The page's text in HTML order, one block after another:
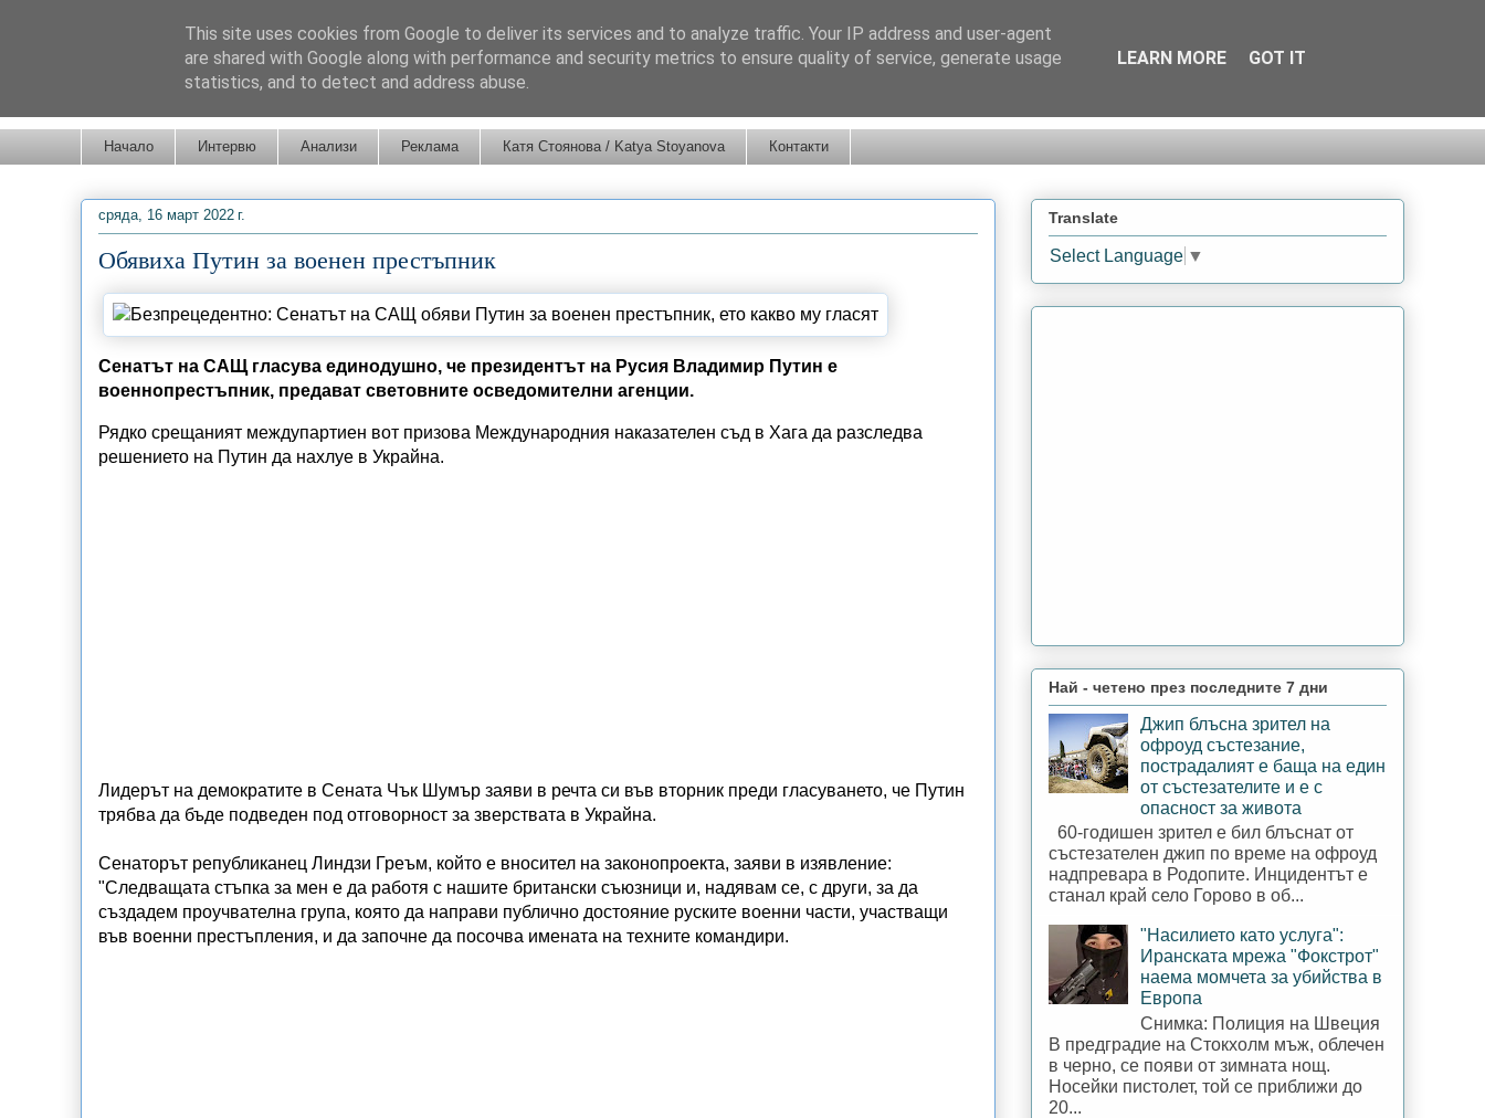
Начало Интервю Анализи Реклама Катя Стоянова / Katya Stoyanova Контакти
сряда, 16 март 2022 г.
Обявиха Путин за военен престъпник
Сенатът на САЩ гласува единодушно, че президентът на Русия Владимир Путин е
военнопрестъпник, предават световните осведомителни агенции.
Рядко срещаният междупартиен вот призова Международния наказателен съд в Хага да разследва
решението на Путин да нахлуе в Украйна.
Лидерът на демократите в Сената Чък Шумър заяви в речта си във вторник преди гласуването, че Путин
трябва да бъде подведен под отговорност за зверствата в Украйна.
Сенаторът републиканец Линдзи Греъм, който е вносител на законопроекта, заяви в изявление:
"Следващата стъпка за мен е да работя с нашите британски съюзници и, надявам се, с други, за да
създадем проучвателна група, която да направи публично достояние руските военни части, участващи
във военни престъпления, и да започне да посочва имената на техните командири.
Translate
Select Language ▼
Най - четено през последните 7 дни
Джип блъсна зрител на
офроуд състезание,
пострадалият е баща на един
от състезателите и е с
опасност за живота
60-годишен зрител е бил блъснат от
състезателен джип по време на офроуд
надпревара в Родопите. Инцидентът е
станал край село Горово в об...
"Насилието като услуга":
Иранската мрежа "Фокстрот"
наема момчета за убийства в
Европа
Снимка: Полиция на Швеция
В предградие на Стокхолм мъж, облечен
в черно, се появи от зимната нощ.
Носейки пистолет, той се приближи до
20...
This site uses cookies from Google to deliver its services and to analyze traffic. Your IP address and user-agent
are shared with Google along with performance and security metrics to ensure quality of service, generate usage
statistics, and to detect and address abuse.
LEARN MORE GOT IT